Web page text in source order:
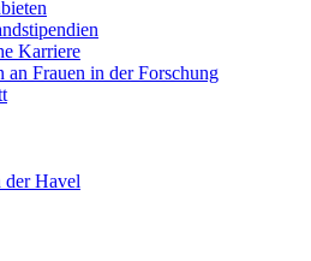
Karriere
an Frauen in der Forschung
der Havel